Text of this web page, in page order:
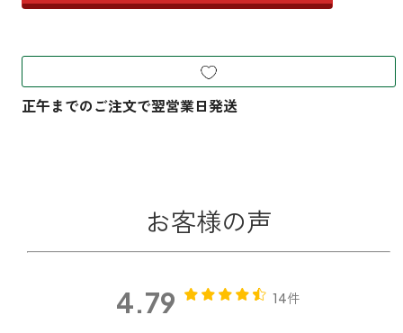
お客様の声
4.79 14件